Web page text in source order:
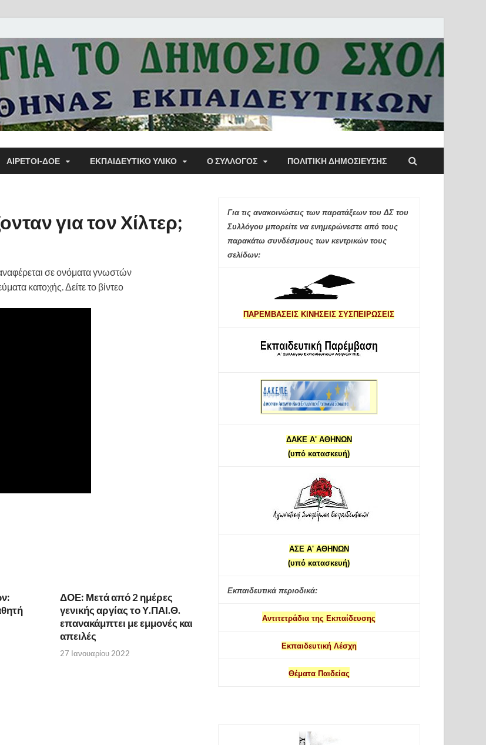
Α΄ Σύλλογος Αθηνών
Εκπαιδευτικών Π.Ε.
ΑΙΡΕΤΟΙ-ΔΟΕ ΕΚΠΑΙΔΕΥΤΙΚΌ ΥΛΙΚΌ Ο ΣΥΛΛΟΓΟΣ ΠΟΛΙΤΙΚΉ ΔΗΜΟΣΊΕΥΣΗΣ
για τον Χίλτερ;
σε ονόματα γνωστών
κατοχής. Δείτε το βίντεο
ΔΟΕ: Μετά από 2 ημέρες
γενικής αργίας το Υ.ΠΑΙ.Θ.
επανακάμπτει με εμμονές και
απειλές
27 Ιανουαρίου 2022
Για τις ανακοινώσεις των παρατάξεων του ΔΣ του
Συλλόγου μπορείτε να ενημερώνεστε από τους
παρακάτω συνδέσμους των κεντρικών τους
σελίδων:
ΠΑΡΕΜΒΑΣΕΙΣ ΚΙΝΗΣΕΙΣ ΣΥΣΠΕΙΡΩΣΕΙΣ
ΔΑΚΕ Α' ΑΘΗΝΩΝ
(υπό κατασκευή)
ΑΣΕ Α' ΑΘΗΝΩΝ
(υπό κατασκευή)
Εκπαιδευτικά περιοδικά:
Αντιτετράδια της Εκπαίδευσης
Εκπαιδευτική Λέσχη
Θέματα Παιδείας